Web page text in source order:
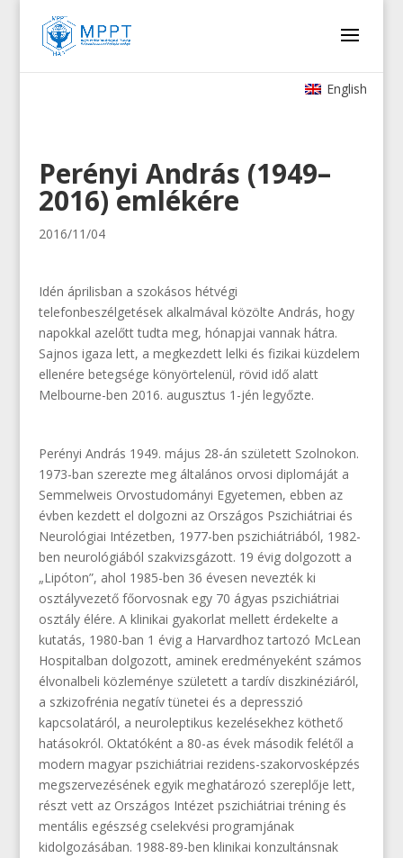
English
Perényi András (1949–
2016) emlékére
2016/11/04
Idén áprilisban a szokásos hétvégi
telefonbeszélgetések alkalmával közölte András, hogy
napokkal azelőtt tudta meg, hónapjai vannak hátra.
Sajnos igaza lett, a megkezdett lelki és fizikai küzdelem
ellenére betegsége könyörtelenül, rövid idő alatt
Melbourne-ben 2016. augusztus 1-jén legyőzte.
Perényi András 1949. május 28-án született Szolnokon.
1973-ban szerezte meg általános orvosi diplomáját a
Semmelweis Orvostudományi Egyetemen, ebben az
évben kezdett el dolgozni az Országos Pszichiátriai és
Neurológiai Intézetben, 1977-ben pszichiátriából, 1982-
ben neurológiából szakvizsgázott. 19 évig dolgozott a
„Lipóton”, ahol 1985-ben 36 évesen nevezték ki
osztályvezető főorvosnak egy 70 ágyas pszichiátriai
osztály élére. A klinikai gyakorlat mellett érdekelte a
kutatás, 1980-ban 1 évig a Harvardhoz tartozó McLean
Hospitalban dolgozott, aminek eredményeként számos
élvonalbeli közleménye született a tardív diszkinéziáról,
a szkizofrénia negatív tünetei és a depresszió
kapcsolatáról, a neuroleptikus kezelésekhez köthető
hatásokról. Oktatóként a 80-as évek második felétől a
modern magyar pszichiátriai rezidens-szakorvosképzés
megszervezésének egyik meghatározó szereplője lett,
részt vett az Országos Intézet pszichiátriai tréning és
mentális egészség cselekvési programjának
kidolgozásában. 1988-89-ben klinikai konzultánsnak